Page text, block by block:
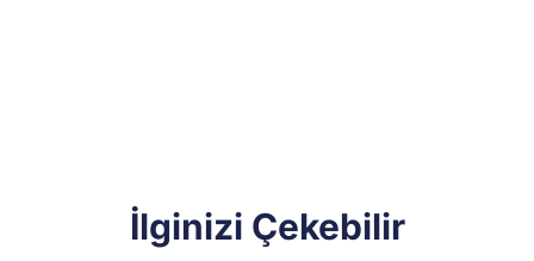
İlginizi Çekebilir